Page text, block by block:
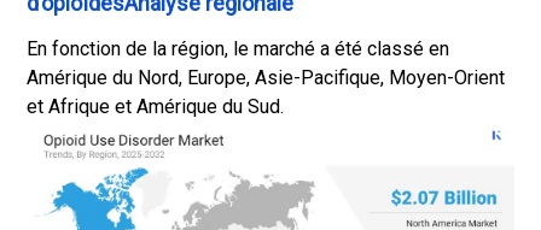
En fonction de la région, le marché a été classé en
Amérique du Nord, Europe, Asie-Pacifique, Moyen-Orient
et Afrique et Amérique du Sud.